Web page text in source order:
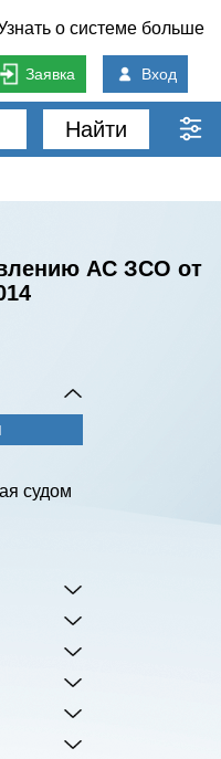
о системе больше
Заявка Вход
Найти
АС ЗСО от
судом